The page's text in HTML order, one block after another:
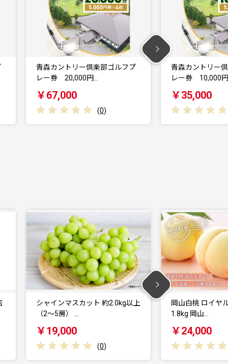
青森カントリー倶楽部ゴルフプ
レー券 10,000円…
￥35,000
(0)
界 アンジン / 界
税宿泊ギフト…
￥100,000
岡山白桃 ロイヤル 5～10玉 約
1.8kg 岡山…
￥24,000
(0
白桃 8玉 （2kg
イヤル 化…
￥45,000